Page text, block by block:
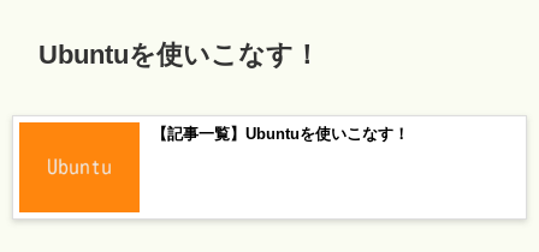
Ubuntuを使いこなす！
【記事一覧】Ubuntuを使いこなす！